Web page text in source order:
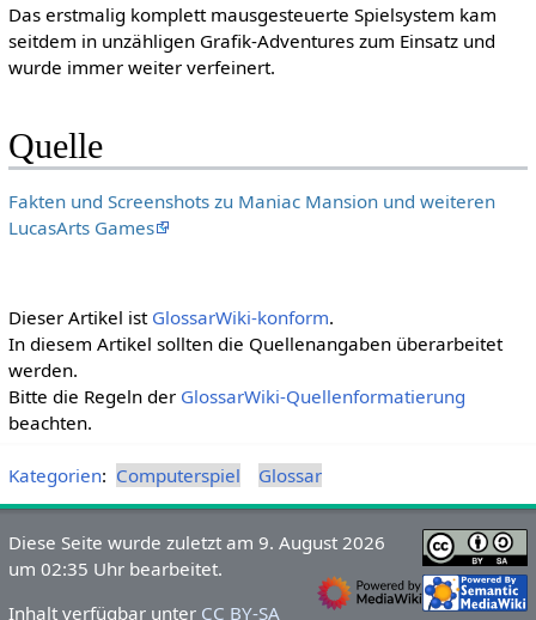
Das erstmalig komplett mausgesteuerte Spielsystem kam
seitdem in unzähligen Grafik-Adventures zum Einsatz und
wurde immer weiter verfeinert.
Quelle
Fakten und Screenshots zu Maniac Mansion und weiteren
LucasArts Games
Dieser Artikel ist GlossarWiki-konform.
In diesem Artikel sollten die Quellenangaben überarbeitet
werden.
Bitte die Regeln der GlossarWiki-Quellenformatierung
beachten.
Kategorien: Computerspiel Glossar
Diese Seite wurde zuletzt am 9. August 2026
um 02:35 Uhr bearbeitet.
Inhalt verfügbar unter CC BY-SA